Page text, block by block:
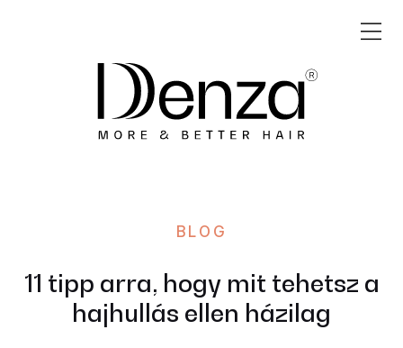
BLOG
11 tipp arra, hogy mit tehetsz a
hajhullás ellen házilag